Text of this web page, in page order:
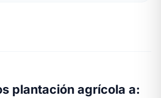
plantación agrícola a: